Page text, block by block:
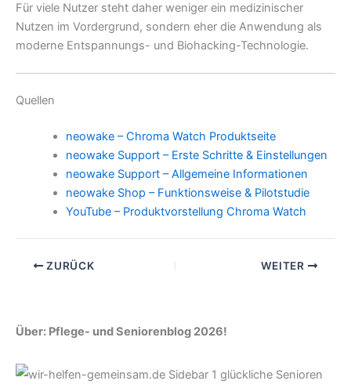
Für viele Nutzer steht daher weniger ein medizinischer
Nutzen im Vordergrund, sondern eher die Anwendung als
moderne Entspannungs- und Biohacking-Technologie.
Quellen
neowake – Chroma Watch Produktseite
neowake Support – Erste Schritte & Einstellungen
neowake Support – Allgemeine Informationen
neowake Shop – Funktionsweise & Pilotstudie
YouTube – Produktvorstellung Chroma Watch
ZURÜCK WEITER
Über: Pflege- und Seniorenblog 2026!